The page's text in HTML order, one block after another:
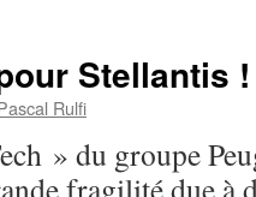
Stellantis !
Rulfi
» du groupe
fragilité due à